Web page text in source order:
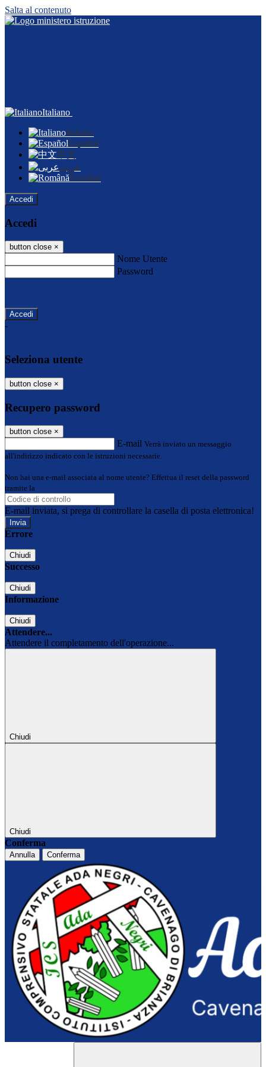
Salta al contenuto
Italiano
Italiano
Español
中文
عربى
Română
Accedi
Accedi
button close ×
Nome Utente
Password
-
Seleziona utente
button close ×
Recupero password
button close ×
E-mail Verrà inviato un messaggio
all'indirizzo indicato con le istruzioni necessarie.
Non hai una e-mail associata al nome utente? Effettua il reset della password
tramite la
E-mail inviata, si prega di controllare la casella di posta elettronica!
Errore
Chiudi
Successo
Chiudi
Informazione
Chiudi
Attendere...
Attendere il completamento dell'operazione...
Chiudi
Chiudi
Conferma
Annulla Conferma